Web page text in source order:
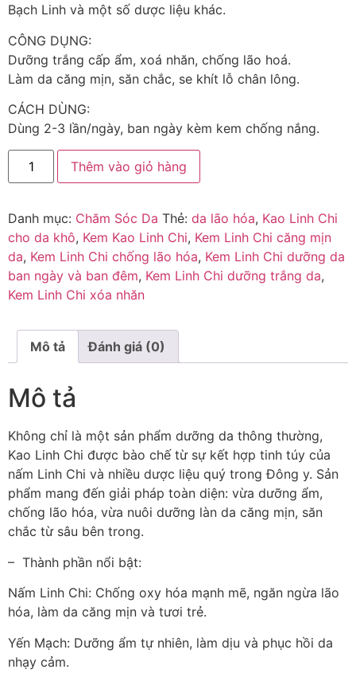
Bạch Linh và một số dược liệu khác.
CÔNG DỤNG:
Dưỡng trắng cấp ẩm, xoá nhăn, chống lão hoá.
Làm da căng mịn, săn chắc, se khít lỗ chân lông.
CÁCH DÙNG:
Dùng 2-3 lần/ngày, ban ngày kèm kem chống nắng.
Thêm vào giỏ hàng
Danh mục: Chăm Sóc Da Thẻ: da lão hóa, Kao Linh Chi
cho da khô, Kem Kao Linh Chi, Kem Linh Chi căng mịn
da, Kem Linh Chi chống lão hóa, Kem Linh Chi dưỡng da
ban ngày và ban đêm, Kem Linh Chi dưỡng trắng da,
Kem Linh Chi xóa nhăn
Mô tả Đánh giá (0)
Mô tả
Không chỉ là một sản phẩm dưỡng da thông thường,
Kao Linh Chi được bào chế từ sự kết hợp tinh túy của
nấm Linh Chi và nhiều dược liệu quý trong Đông y. Sản
phẩm mang đến giải pháp toàn diện: vừa dưỡng ẩm,
chống lão hóa, vừa nuôi dưỡng làn da căng mịn, săn
chắc từ sâu bên trong.
– Thành phần nổi bật:
Nấm Linh Chi: Chống oxy hóa mạnh mẽ, ngăn ngừa lão
hóa, làm da căng mịn và tươi trẻ.
Yến Mạch: Dưỡng ẩm tự nhiên, làm dịu và phục hồi da
nhạy cảm.